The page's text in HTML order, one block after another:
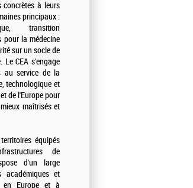
à leurs
principaux :
transition
pour la médecine
sur un socle de
Le CEA s'engage
au service de la
technologique et
de l'Europe pour
maîtrisés et
équipés
de
d'un large
académiques et
en Europe et à